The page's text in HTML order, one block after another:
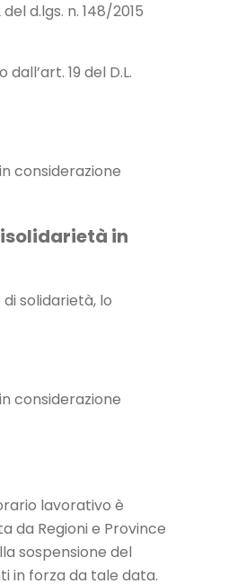
d.lgs. n. 148/2015
19 del D.L.
considerazione
in
solidarietà, lo
considerazione
lavorativo è
da Regioni e Province
sospensione del
in forza da tale data.